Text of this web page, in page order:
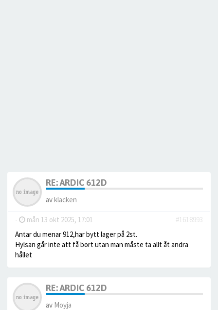
RE: ARDIC 612D
avklacken
- mån 13 okt 2025, 17:01
#1618993
Antar du menar 912,har bytt lager på 2st.
Hylsan går inte att få bort utan man måste ta allt åt andra
hållet
RE: ARDIC 612D
av Moyja